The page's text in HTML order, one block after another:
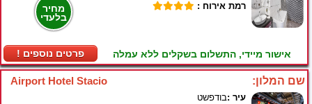
מחיר
בלעדי
! פרטים נוספים
רמת אירוח :
אישור מיידי, התשלום בשקלים ללא עמלה
Airport Hotel Stacio שם המלון:
עיר :בודפשט